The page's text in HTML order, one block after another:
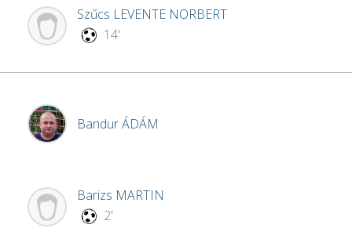
Szűcs LEVENTE NORBERT
14'
BandurÁDÁM
Barizs MARTIN
2'